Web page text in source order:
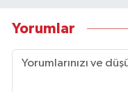
Yorumlar